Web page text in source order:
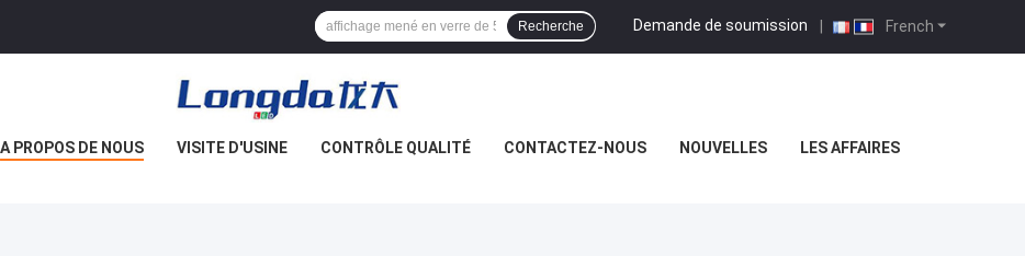
French
Demande de soumission |
Recherche
A PROPOS DE NOUS VISITE D'USINE CONTRÔLE QUALITÉ CONTACTEZ-NOUS NOUVELLES LES AFFAIRES